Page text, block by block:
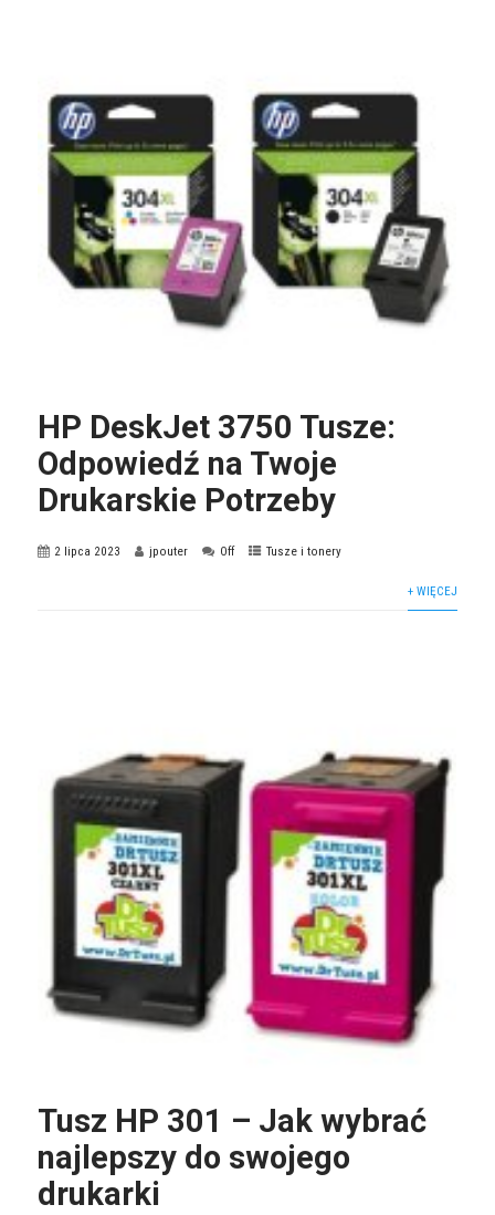
HP DeskJet 3750 Tusze:
Odpowiedź na Twoje
Drukarskie Potrzeby
2 lipca 2023 jpouter Off Tusze i tonery
+ WIĘCEJ
Tusz HP 301 – Jak wybrać
najlepszy do swojego
drukarki